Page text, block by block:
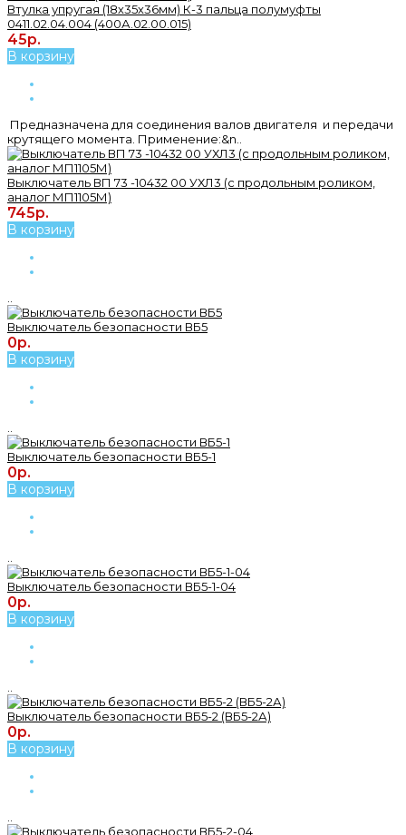
Втулка упругая (18х35х36мм) К-3 пальца полумуфты
0411.02.04.004 (400А.02.00.015)
45р.
В корзину
Предназначена для соединения валов двигателя и передачи
крутящего момента. Применение:&n..
Выключатель ВП 73 -10432 00 УХЛ3 (с продольным роликом,
аналог МП1105М)
745р.
В корзину
Выключатель безопасности ВБ5
0р.
В корзину
Выключатель безопасности ВБ5-1
0р.
В корзину
Выключатель безопасности ВБ5-1-04
0р.
В корзину
Выключатель безопасности ВБ5-2 (ВБ5-2А)
0р.
В корзину